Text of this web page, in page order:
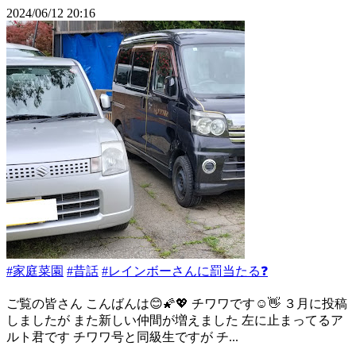
2024/06/12 20:16
#家庭菜園 #昔話 #レインボーさんに罰当たる❓
ご覧の皆さん こんばんは😊🌠💖 チワワです☺️👋 ３月に投稿
しましたが また新しい仲間が増えました 左に止まってるア
ルト君です チワワ号と同級生ですが チ...